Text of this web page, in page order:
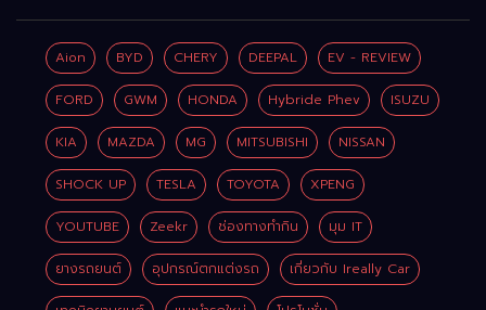
FWD
769,900
บาท L6 EV
Premium
FWD
799,900
บาท
จำลองเกียร์
เพิ่ม 2 หมื่น
บาท
เชื่อมมือถือ-
นาฬิกา-แว่น
อัจฉริยะ
Aion BYD CHERY DEEPAL EV - REVIEW
FORD GWM HONDA Hybride Phev ISUZU
KIA MAZDA MG MITSUBISHI NISSAN
SHOCK UP TESLA TOYOTA XPENG
YOUTUBE Zeekr ช่องทางทำกิน มุม IT
ยางรถยนต์ อุปกรณ์ตกแต่งรถ เกี่ยวกับ Ireally Car